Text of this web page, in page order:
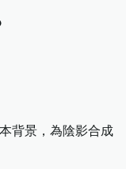
背景，為陰影合成